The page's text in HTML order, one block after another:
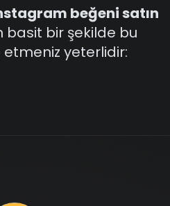
beğeni satın
basit bir şekilde bu
etmeniz yeterlidir: